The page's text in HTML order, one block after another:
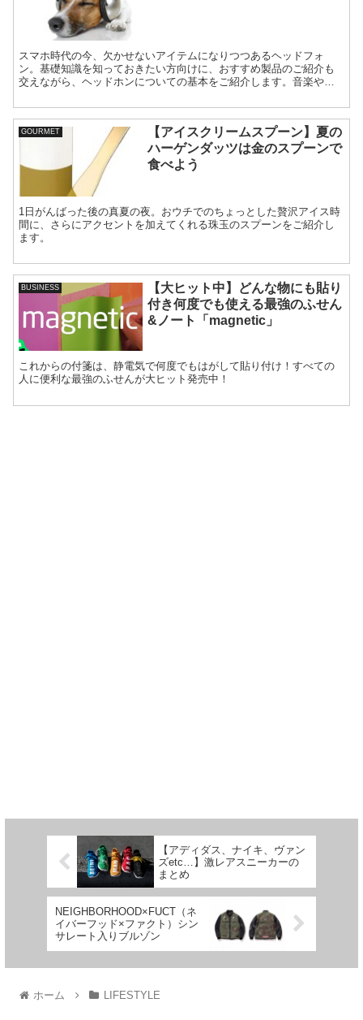
スマホ時代の今、欠かせないアイテムになりつつあるヘッドフォ
ン。基礎知識を知っておきたい方向けに、おすすめ製品のご紹介も
交えながら、ヘッドホンについての基本をご紹介します。音楽や動
ても楽しみたいですね。
GOURMET
【アイスクリームスプーン】夏の
ハーゲンダッツは金のスプーンで
食べよう
1日がんばった後の真夏の夜。おウチでのちょっとした贅沢アイス時
間に、さらにアクセントを加えてくれる珠玉のスプーンをご紹介し
ます。
BUSINESS
【大ヒット中】どんな物にも貼り
付き何度でも使える最強のふせん
&ノート「magnetic」
これからの付箋は、静電気で何度でもはがして貼り付け！すべての
人に便利な最強のふせんが大ヒット発売中！
【アディダス、ナイキ、ヴァン
ズetc…】激レアスニーカーの
まとめ
NEIGHBORHOOD×FUCT（ネ
イバーフッド×ファクト）シン
サレート入りブルゾン
ホーム LIFESTYLE